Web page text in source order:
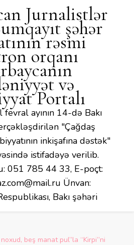
və Ədəbiyyat
Jurnalistlər
şəhər
rəsmi
orqanı
və
Portalı
ayının 14-də Bakı
"Çağdaş
inkişafına dəstək"
istifadəyə verilib.
051 785 44 33, E-poçt:
Ünvan:
Bakı şəhəri
beş manat pul”la “Kirpi”ni